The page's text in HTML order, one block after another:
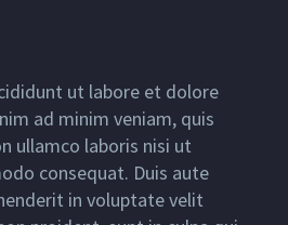
ut labore et dolore
ad minim veniam, quis
ullamco laboris nisi ut
consequat. Duis aute
in voluptate velit